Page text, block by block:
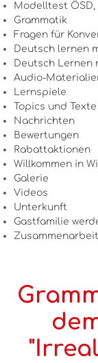
Modelltest ÖSD,
Grammatik
Fragen für
Deutsch lernen
Deutsch Lernen
Audio-
Lernspiele
Topics und Texte
Nachrichten
Bewertungen
Rabattaktionen
Willkommen in
Galerie
Videos
Unterkunft
Gastfamilie